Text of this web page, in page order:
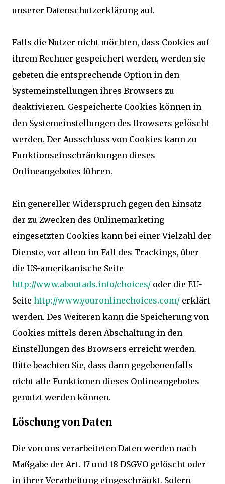
unserer Datenschutzerklärung auf.
Falls die Nutzer nicht möchten, dass Cookies auf
ihrem Rechner gespeichert werden, werden sie
gebeten die entsprechende Option in den
Systemeinstellungen ihres Browsers zu
deaktivieren. Gespeicherte Cookies können in
den Systemeinstellungen des Browsers gelöscht
werden. Der Ausschluss von Cookies kann zu
Funktionseinschränkungen dieses
Onlineangebotes führen.
Ein genereller Widerspruch gegen den Einsatz
der zu Zwecken des Onlinemarketing
eingesetzten Cookies kann bei einer Vielzahl der
Dienste, vor allem im Fall des Trackings, über
die US-amerikanische Seite
http://www.aboutads.info/choices/ oder die EU-
Seite http://www.youronlinechoices.com/ erklärt
werden. Des Weiteren kann die Speicherung von
Cookies mittels deren Abschaltung in den
Einstellungen des Browsers erreicht werden.
Bitte beachten Sie, dass dann gegebenenfalls
nicht alle Funktionen dieses Onlineangebotes
genutzt werden können.
Löschung von Daten
Die von uns verarbeiteten Daten werden nach
Maßgabe der Art. 17 und 18 DSGVO gelöscht oder
in ihrer Verarbeitung eingeschränkt. Sofern